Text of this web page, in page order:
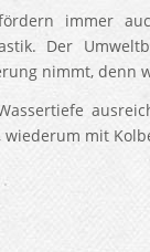
immer
Der
nimmt, denn
wiederum mit